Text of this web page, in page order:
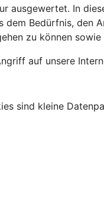
In
Bedürfnis,
zu können
auf unsere
sind kleine